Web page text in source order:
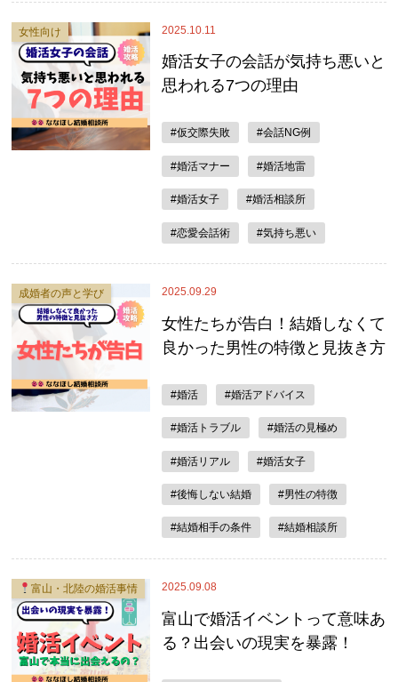
2025.10.11
女性向け
婚活女子の会話が気持ち悪いと
思われる7つの理由
#仮交際失敗 #会話NG例
#婚活マナー #婚活地雷
#婚活女子 #婚活相談所
#恋愛会話術 #気持ち悪い
2025.09.29
成婚者の声と学び
女性たちが告白！結婚しなくて
良かった男性の特徴と見抜き方
#婚活 #婚活アドバイス
#婚活トラブル #婚活の見極め
#婚活リアル #婚活女子
#後悔しない結婚 #男性の特徴
#結婚相手の条件 #結婚相談所
2025.09.08
富山・北陸の婚活事情
富山で婚活イベントって意味あ
る？出会いの現実を暴露！